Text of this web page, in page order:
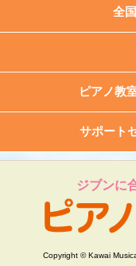
全
ピアノ教
サポート
ジブンに
Copyright © Kawai